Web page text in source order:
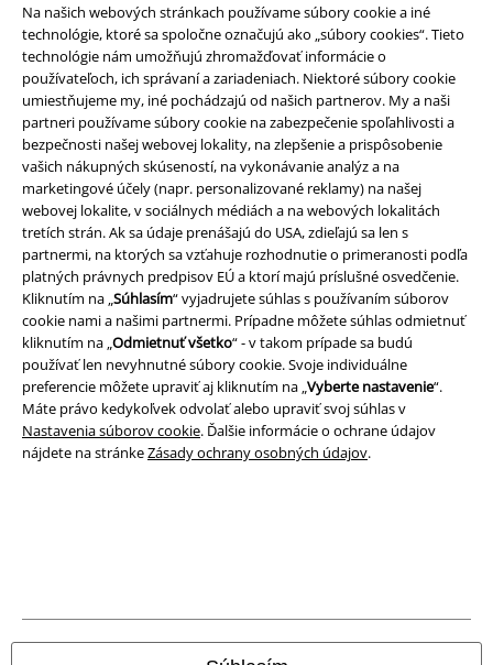
Na našich webových stránkach používame súbory cookie a iné
technológie, ktoré sa spoločne označujú ako „súbory cookies“. Tieto
technológie nám umožňujú zhromažďovať informácie o
používateľoch, ich správaní a zariadeniach. Niektoré súbory cookie
umiestňujeme my, iné pochádzajú od našich partnerov. My a naši
partneri používame súbory cookie na zabezpečenie spoľahlivosti a
bezpečnosti našej webovej lokality, na zlepšenie a prispôsobenie
vašich nákupných skúseností, na vykonávanie analýz a na
marketingové účely (napr. personalizované reklamy) na našej
webovej lokalite, v sociálnych médiách a na webových lokalitách
tretích strán. Ak sa údaje prenášajú do USA, zdieľajú sa len s
partnermi, na ktorých sa vzťahuje rozhodnutie o primeranosti podľa
platných právnych predpisov EÚ a ktorí majú príslušné osvedčenie.
Kliknutím na „Súhlasím“ vyjadrujete súhlas s používaním súborov
cookie nami a našimi partnermi. Prípadne môžete súhlas odmietnuť
kliknutím na „Odmietnuť všetko“ - v takom prípade sa budú
používať len nevyhnutné súbory cookie. Svoje individuálne
preferencie môžete upraviť aj kliknutím na „Vyberte nastavenie“.
Máte právo kedykoľvek odvolať alebo upraviť svoj súhlas v
Nastavenia súborov cookie. Ďalšie informácie o ochrane údajov
nájdete na stránkeZásady ochrany osobných údajov.
Nová aplikácia EMP
Stiahnite si novú EMP aplikáciu zdarma a využite všetky nové
funkcie a výhody!
A Warner Music Group Company
Podmienky